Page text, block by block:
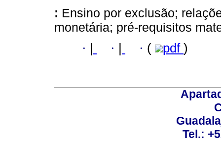
: Ensino por exclusão;
monetária; pré-requisitos
· · · ( pdf )
Tel.: